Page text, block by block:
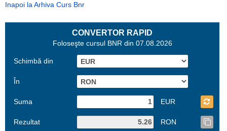
Inapoi la Arhiva Curs Bnr
CONVERTOR RAPID
Foloseşte cursul BNR din 07.08.2026
Schimbă din
În
Suma EUR
Rezultat RON